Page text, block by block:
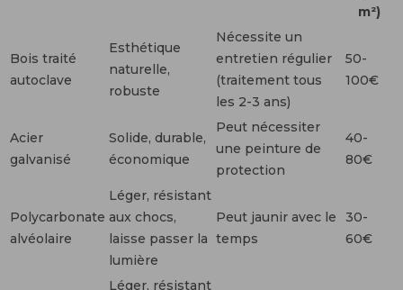
m²)
Bois traité
autoclave
Esthétique
naturelle,
robuste
Nécessite un
entretien régulier
(traitement tous
les 2-3 ans)
50-
100€
Acier
galvanisé
Solide, durable,
économique
Peut nécessiter
une peinture de
protection
40-
80€
Polycarbonate
alvéolaire
Léger, résistant
aux chocs,
laisse passer la
lumière
Peut jaunir avec le
temps
30-
60€
Léger, résistant